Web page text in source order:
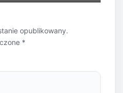
opublikowany.
*